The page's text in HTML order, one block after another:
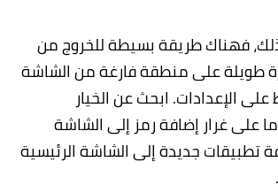
ذلك، فهناك طريقة بسيطة للخروج من
طويلة على منطقة فارغة من الشاشة
الإعدادات. ابحث عن الخيار
غرار إضافة رمز إلى الشاشة
تطبيقات جديدة إلى الشاشة الرئيسية